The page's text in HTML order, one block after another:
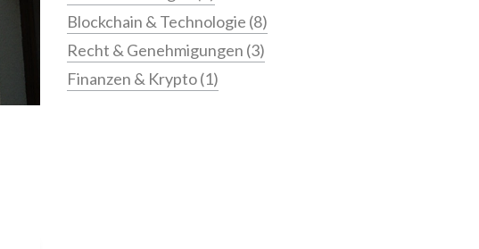
Blockchain & Technologie (8)
Recht & Genehmigungen (3)
Finanzen & Krypto(1)